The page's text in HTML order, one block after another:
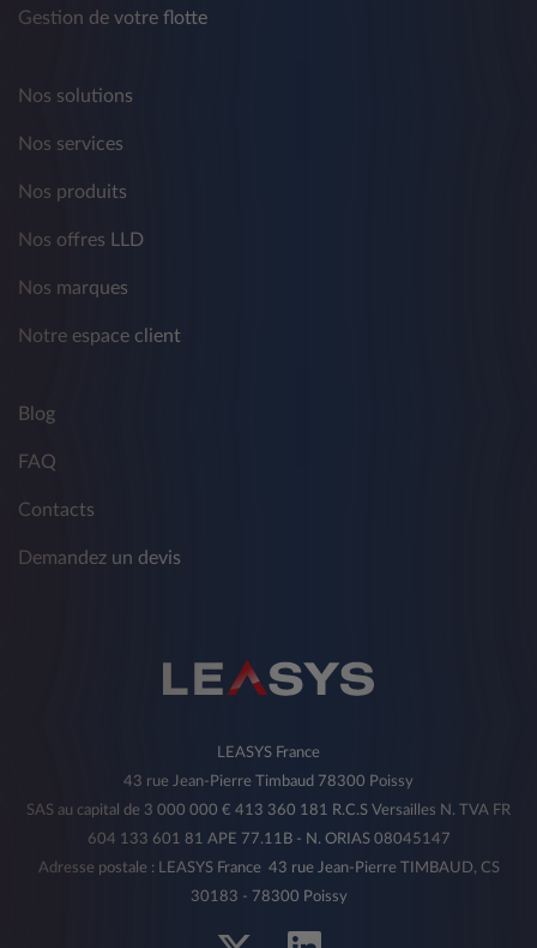
Gestion de votre flotte
Nos solutions
Nos services
Nos produits
Nos offres LLD
Nos marques
Notre espace client
Blog
FAQ
Contacts
Demandez un devis
LEASYS France
43 rue Jean-Pierre Timbaud 78300 Poissy
SAS au capital de 3 000 000 € 413 360 181 R.C.S Versailles N. TVA FR
604 133 601 81 APE 77.11B - N. ORIAS 08045147
Adresse postale : LEASYS France 43 rue Jean-Pierre TIMBAUD, CS
30183 - 78300 Poissy